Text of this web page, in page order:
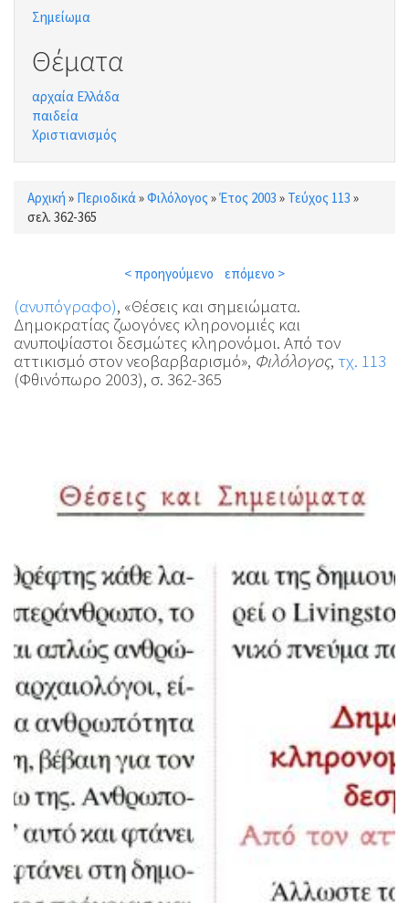
Σημείωμα
Θέματα
αρχαία Ελλάδα
παιδεία
Χριστιανισμός
Είστε εδώ
Αρχική » Περιοδικά»Φιλόλογος »Έτος 2003 » Τεύχος 113 »
σελ. 362-365
< προηγούμενο επόμενο >
(ανυπόγραφο), «Θέσεις και σημειώματα.
Δημοκρατίας ζωογόνες κληρονομιές και
ανυποψίαστοι δεσμώτες κληρονόμοι. Από τον
αττικισμό στον νεοβαρβαρισμό», Φιλόλογος, τχ. 113
(Φθινόπωρο 2003), σ. 362-365